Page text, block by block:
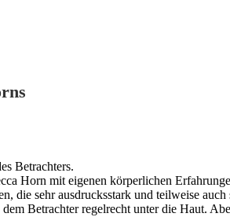
Betrachters.
Horn mit eigenen körperlichen
die sehr ausdrucksstark und teilweise
Betrachter regelrecht unter die Haut.